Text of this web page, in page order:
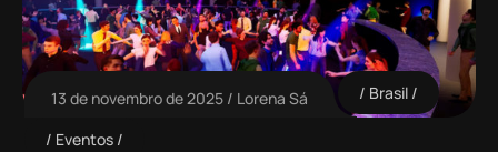
13 de novembro de 2025 Lorena Sá Brasil
Eventos